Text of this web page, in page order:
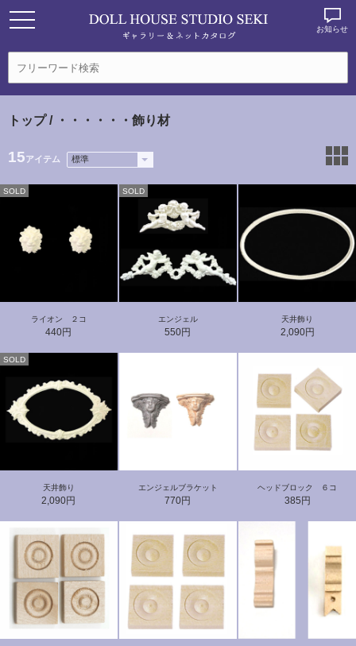
お知らせ
トップ/ ・・・・・・飾り材
15アイテム
SOLD
ライオン ２コ
440円
SOLD
エンジェル
550円
天井飾り
2,090円
SOLD
天井飾り
2,090円
エンジェルブラケット
770円
ヘッドブロック ６コ
385円